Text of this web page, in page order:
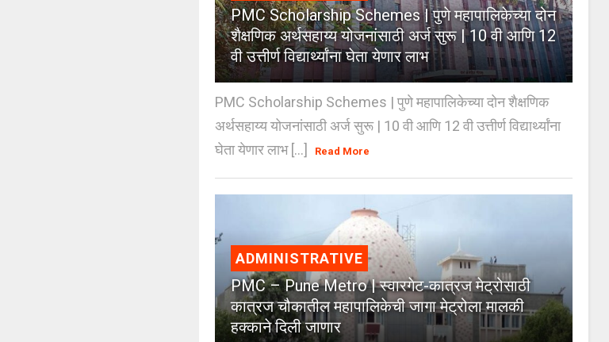
PMC Scholarship Schemes | पुणे महापालिकेच्या दोन
शैक्षणिक अर्थसहाय्य योजनांसाठी अर्ज सुरू | 10 वी आणि 12
वी उत्तीर्ण विद्यार्थ्यांना घेता येणार लाभ
PMC Scholarship Schemes | पुणे महापालिकेच्या दोन शैक्षणिक
अर्थसहाय्य योजनांसाठी अर्ज सुरू | 10 वी आणि 12 वी उत्तीर्ण विद्यार्थ्यांना
घेता येणार लाभ [...]
Read More
ADMINISTRATIVE
PMC – Pune Metro | स्वारगेट-कात्रज मेट्रोसाठी
कात्रज चौकातील महापालिकेची जागा मेट्रोला मालकी
हक्काने दिली जाणार